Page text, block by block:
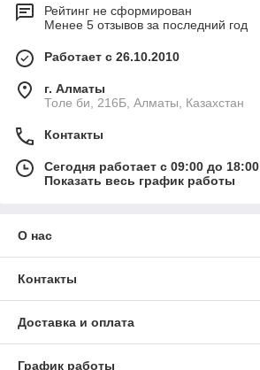
Рейтинг не сформирован
Менее 5 отзывов за последний год
Работает с 26.10.2010
г. Алматы
Толе би, 216Б, Алматы, Казахстан
Контакты
Сегодня работает с 09:00 до 18:00
Показать весь график работы
О нас
Контакты
Доставка и оплата
График работы